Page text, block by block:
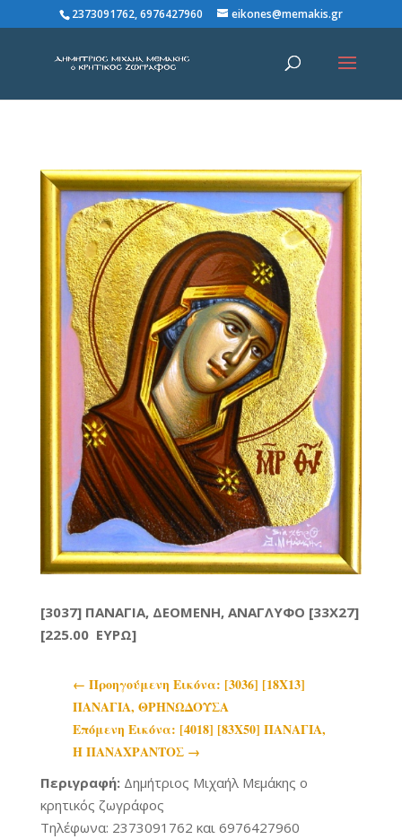
2373091762, 6976427960 eikones@memakis.gr
[3037] ΠΑΝΑΓΙΑ, ΔΕΟΜΕΝΗ, ΑΝΑΓΛΥΦΟ [33X27]
[225.00 ΕΥΡΩ]
← Προηγoύμενη Εικόνα: [3036] [18Χ13]
ΠΑΝΑΓΙΑ, ΘΡΗΝΩΔΟΥΣΑ
Επόμενη Εικόνα: [4018] [83Χ50] ΠΑΝΑΓΙΑ,
Η ΠΑΝΑΧΡΑΝΤΟΣ→
Περιγραφή:Δημήτριος Μιχαήλ Μεμάκης ο
κρητικός ζωγράφος
Τηλέφωνα: 2373091762 και 6976427960